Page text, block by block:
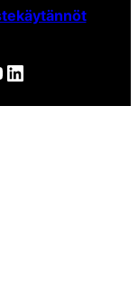
LinkedIn